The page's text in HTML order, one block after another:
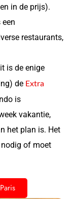
in de prijs).
restaurants,
is de enige
de Extra
is
vakantie,
het plan is. Het
of moet